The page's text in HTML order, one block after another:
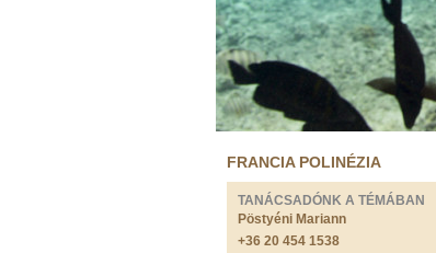
FRANCIA POLINÉZIA
TANÁCSADÓNK A TÉMÁBAN
Pöstyéni Mariann
+36 20 454 1538